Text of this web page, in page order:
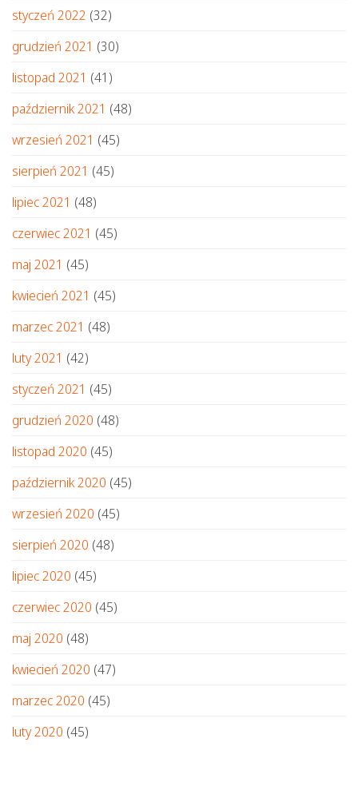
styczeń 2022 (32)
grudzień 2021 (30)
listopad 2021 (41)
październik 2021 (48)
wrzesień 2021 (45)
sierpień 2021 (45)
lipiec 2021 (48)
czerwiec 2021 (45)
maj 2021 (45)
kwiecień 2021 (45)
marzec 2021 (48)
luty 2021 (42)
styczeń 2021 (45)
grudzień 2020 (48)
listopad 2020 (45)
październik 2020 (45)
wrzesień 2020 (45)
sierpień 2020 (48)
lipiec 2020 (45)
czerwiec 2020 (45)
maj 2020 (48)
kwiecień 2020 (47)
marzec 2020 (45)
luty 2020 (45)